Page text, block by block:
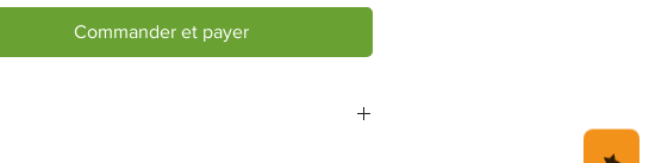
Commander et payer